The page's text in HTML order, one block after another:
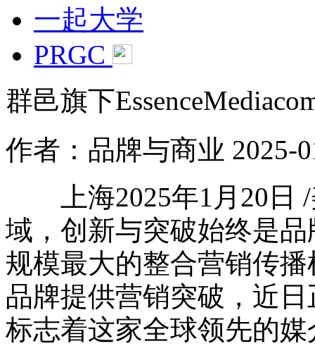
一起大学
PRGC
群邑旗下
作者：品牌与商业 2025-
上海2025年1月20日 /
域，创新与突破始终是
规模最大的整合营销传播
品牌提供营销突破，近
标志着这家全球领先的